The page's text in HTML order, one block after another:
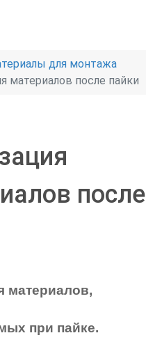
для монтажа
материалов после пайки
после
материалов,
при пайке.